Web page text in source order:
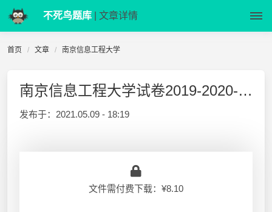
不死鸟题库 | 文章详情
首页 文章 南京信息工程大学
南京信息工程大学试卷2019-2020-1大学语文试卷B
发布于： 2021.05.09 - 18:19
文件需付费下载：¥8.10